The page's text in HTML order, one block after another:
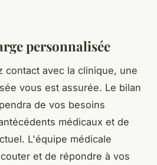
personnalisée
contact avec la clinique, une
vous est assurée. Le bilan
de vos besoins
médicaux et de
L'équipe médicale
et de répondre à vos